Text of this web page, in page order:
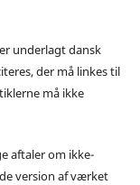
underlagt dansk
der må linkes til
må ikke
aftaler om ikke-
version af værket